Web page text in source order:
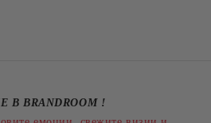
BRANDROOM !